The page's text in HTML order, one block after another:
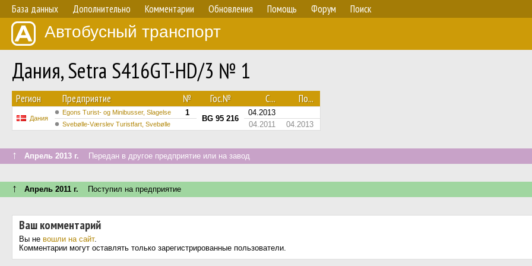
База данных Дополнительно Комментарии Обновления Помощь Форум Поиск
Автобусный транспорт
Дания, Setra S416GT-HD/3 № 1
Регион Предприятие № Гос.№ С... По...
Дания
Egons Turist- og Minibusser, Slagelse 1
BG 95 216
04.2013
Svebølle-Værslev Turistfart, Svebølle 04.2011 04.2013
↑ Апрель 2013 г. Передан в другое предприятие или на завод
↑ Апрель 2011 г. Поступил на предприятие
Ваш комментарий
Вы не вошли на сайт.
Комментарии могут оставлять только зарегистрированные пользователи.